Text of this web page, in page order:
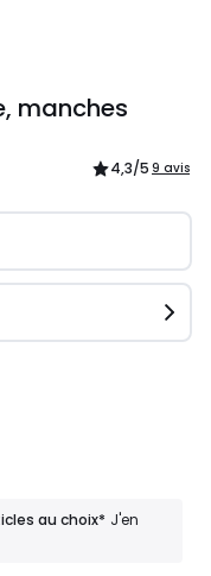
manches
4,3/5 9 avis
au choix* J'en